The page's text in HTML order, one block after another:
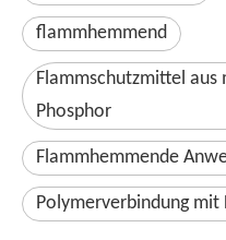
flammhemmend
Flammschutzmittel
Phosphor
Flammhemmende
Polymerverbindung mit